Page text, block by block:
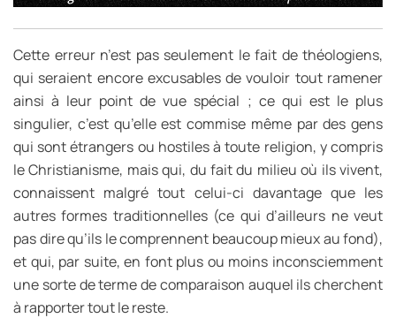
Cette erreur n’est pas seulement le fait de théologiens,
qui seraient encore excusables de vouloir tout ramener
ainsi à leur point de vue spécial ; ce qui est le plus
singulier, c’est qu’elle est commise même par des gens
qui sont étrangers ou hostiles à toute religion, y compris
le Christianisme, mais qui, du fait du milieu où ils vivent,
connaissent malgré tout celui-ci davantage que les
autres formes traditionnelles (ce qui d’ailleurs ne veut
pas dire qu’ils le comprennent beaucoup mieux au fond),
et qui, par suite, en font plus ou moins inconsciemment
une sorte de terme de comparaison auquel ils cherchent
à rapporter tout le reste.